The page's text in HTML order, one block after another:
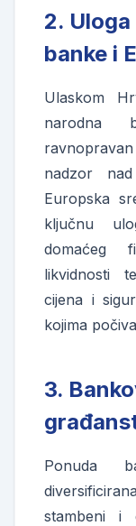
2.
banke i
Ulaskom
narodna
nadzor
Europska
ključnu
domaćeg
likvidnosti
cijena i
kojima
3.
Ponuda
stambeni i